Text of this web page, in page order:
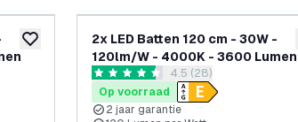
toevoegen aan verlanglijst
2x LED Batten 120 cm - 30W -
120lm/W - 4000K - 3600 Lumen
reviews drawer openen
4.5 score sterren4.5 (28)
Op voorraad
2 jaar garantie